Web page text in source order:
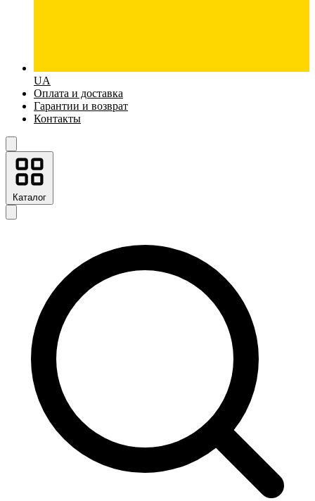
UA
Оплата и доставка
Гарантии и возврат
Контакты
Каталог